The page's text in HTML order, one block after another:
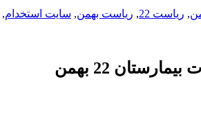
, رياست 22 , رياست بهمن, سایت استخدام,